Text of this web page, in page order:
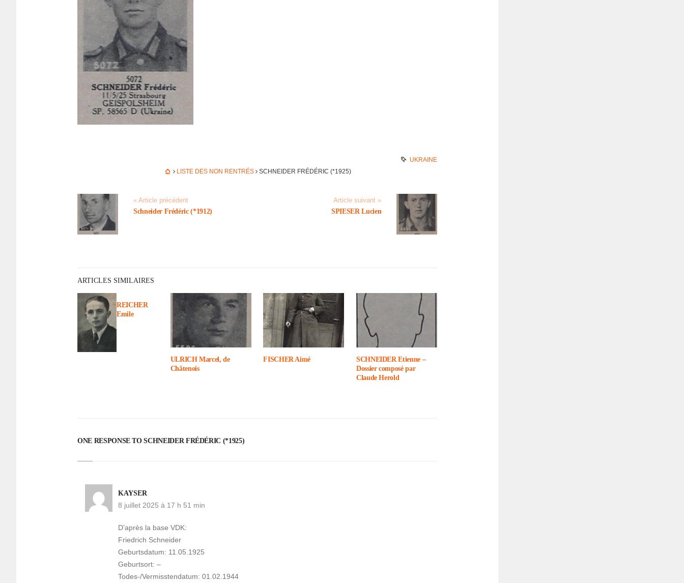
UKRAINE
LISTE DES NON RENTRÉS
SCHNEI­DER FRÉDÉ­RIC (*1925)
« Article précédent
Schnei­der Frédé­ric (*1912)
Article suivant »
SPIESER Lucien
ARTICLES SIMILAIRES
REICHER
Emile
ULRICH Marcel, de
Châte­nois
FISCHER Aimé
SCHNEIDER Etienne –
Dossier composé par
Claude Herold
ONE RESPONSE TO SCHNEI­DER FRÉDÉ­RIC (*1925)
KAYSER
8 juillet 2025 à 17 h 51 min
D’après la base VDK:
Friedrich Schneider
Geburtsdatum: 11.05.1925
Geburtsort: –
Todes-/Vermisstendatum: 01.02.1944